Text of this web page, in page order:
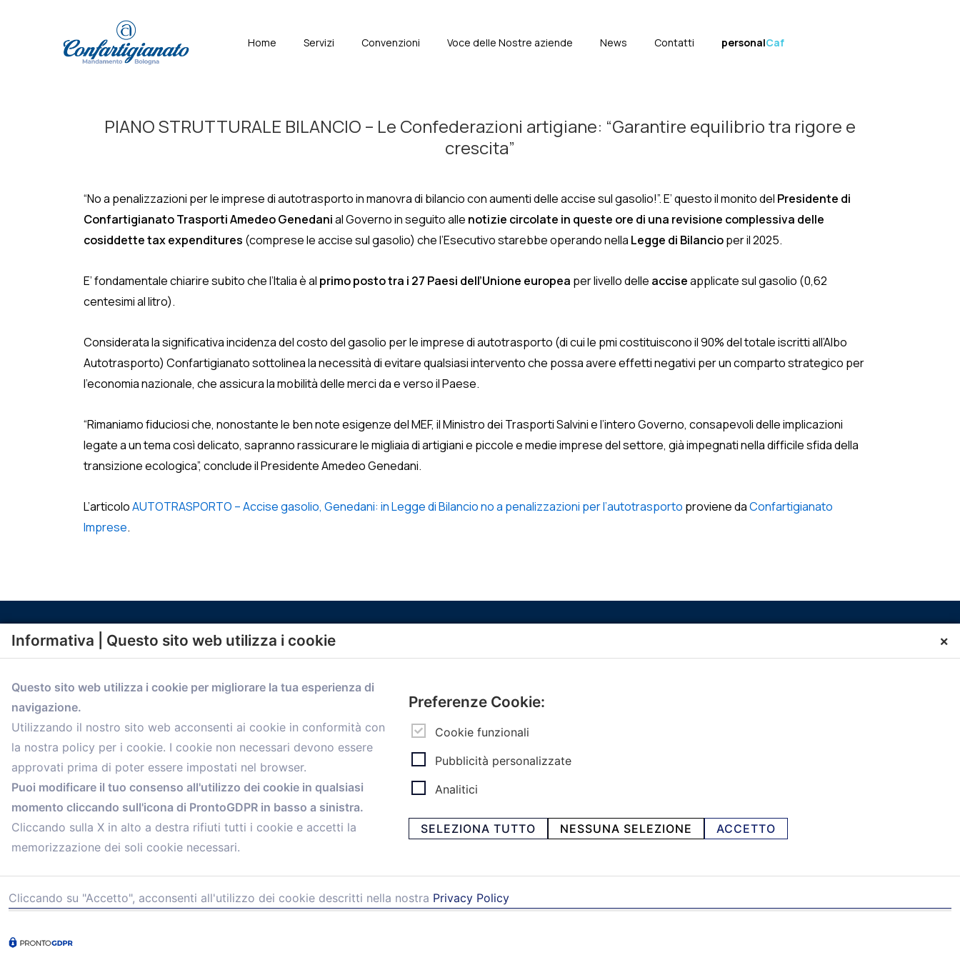
Menù
Home Servizi Convenzioni Voce delle Nostre aziende News Contatti personalCaf
PIANO STRUTTURALE BILANCIO – Le Confederazioni artigiane: “Garantire equilibrio tra rigore e
crescita”
“No a penalizzazioni per le imprese di autotrasporto in manovra di bilancio con aumenti delle accise sul gasolio!”. E’ questo il monito del Presidente di
Confartigianato Trasporti Amedeo Genedanial Governo in seguito alle notizie circolate in queste ore di una revisione complessiva delle
cosiddette tax expenditures (comprese le accise sul gasolio) che l’Esecutivo starebbe operando nella Legge di Bilancioper il 2025.
E’ fondamentale chiarire subito che l’Italia è al primo posto tra i 27 Paesi dell’Unione europea per livello delle acciseapplicate sul gasolio (0,62
centesimi al litro).
Considerata la significativa incidenza del costo del gasolio per le imprese di autotrasporto (di cui le pmi costituiscono il 90% del totale iscritti all’Albo
Autotrasporto) Confartigianato sottolinea la necessità di evitare qualsiasi intervento che possa avere effetti negativi per un comparto strategico per
l’economia nazionale, che assicura la mobilità delle merci da e verso il Paese.
“Rimaniamo fiduciosi che, nonostante le ben note esigenze del MEF, il Ministro dei Trasporti Salvini e l’intero Governo, consapevoli delle implicazioni
legate a un tema così delicato, sapranno rassicurare le migliaia di artigiani e piccole e medie imprese del settore, già impegnati nella difficile sfida della
transizione ecologica”, conclude il Presidente Amedeo Genedani.
L’articoloAUTOTRASPORTO – Accise gasolio, Genedani: in Legge di Bilancio no a penalizzazioni per l’autotrasporto proviene daConfartigianato
Imprese.
comunicazione@confartigianato.bo.it
Menù
Home
Servizi
Convenzioni
Informazioni Ex L. 124/2017
personal
Informativa | Questo sito web utilizza i cookie ×
Questo sito web utilizza i cookie per migliorare la tua esperienza di
navigazione.
Utilizzando il nostro sito web acconsenti ai cookie in conformità con
la nostra policy per i cookie. I cookie non necessari devono essere
approvati prima di poter essere impostati nel browser.
Puoi modificare il tuo consenso all'utilizzo dei cookie in qualsiasi
momento cliccando sull'icona di ProntoGDPR in basso a sinistra.
Cliccando sulla X in alto a destra rifiuti tutti i cookie e accetti la
memorizzazione dei soli cookie necessari.
Preferenze Cookie:
Cookie funzionali
Pubblicità personalizzate
Analitici
SELEZIONA TUTTO NESSUNA SELEZIONE ACCETTO
Cliccando su "Accetto", acconsenti all'utilizzo dei cookie descritti nella nostra Privacy Policy